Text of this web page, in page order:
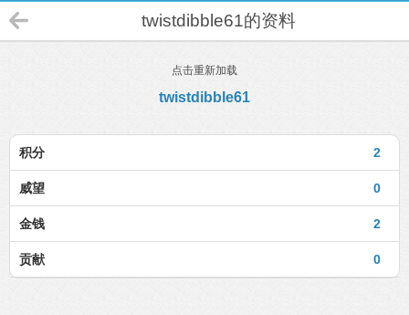
twistdibble61的资料
点击重新加载
twistdibble61
2
积分
0
威望
2
金钱
0
贡献